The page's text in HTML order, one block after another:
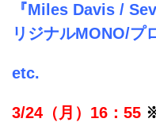
『Miles Davis /
リジナルMONO/プ
etc.
3/24（月）16：55